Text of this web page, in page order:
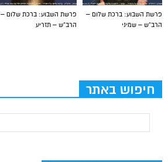
פרשת השבוע: ברכת שלום –
הרב”ש – תזריע
פרשת השבוע: ברכת שלום –
הרב”ש – שמיני
חיפוש באתר